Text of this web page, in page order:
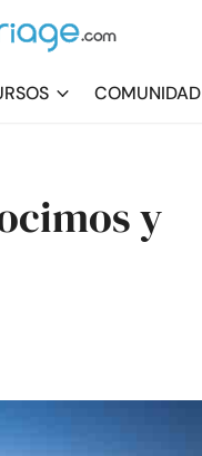
COMUNIDAD
y